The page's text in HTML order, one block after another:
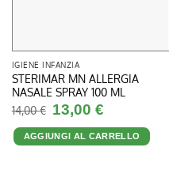
IGIENE INFANZIA
STERIMAR MN ALLERGIA
NASALE SPRAY 100 ML
14,00€ Il
prezzo
originale
era:
14,00 €.
13,00 €Il
prezzo
attuale
è:
13,00 €.
AGGIUNGI AL CARRELLO